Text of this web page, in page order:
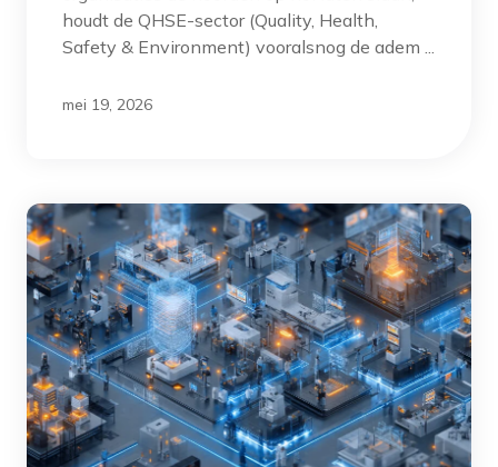
houdt de QHSE-sector (Quality, Health,
Safety & Environment) vooralsnog de adem ...
mei 19, 2026